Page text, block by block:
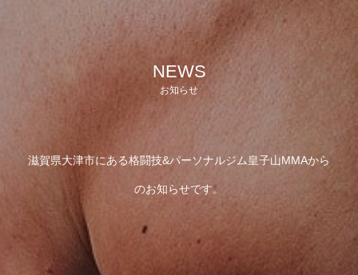
NEWS
お知らせ
滋賀県大津市にある格闘技&パーソナルジム皇子山MMAから
のお知らせです。